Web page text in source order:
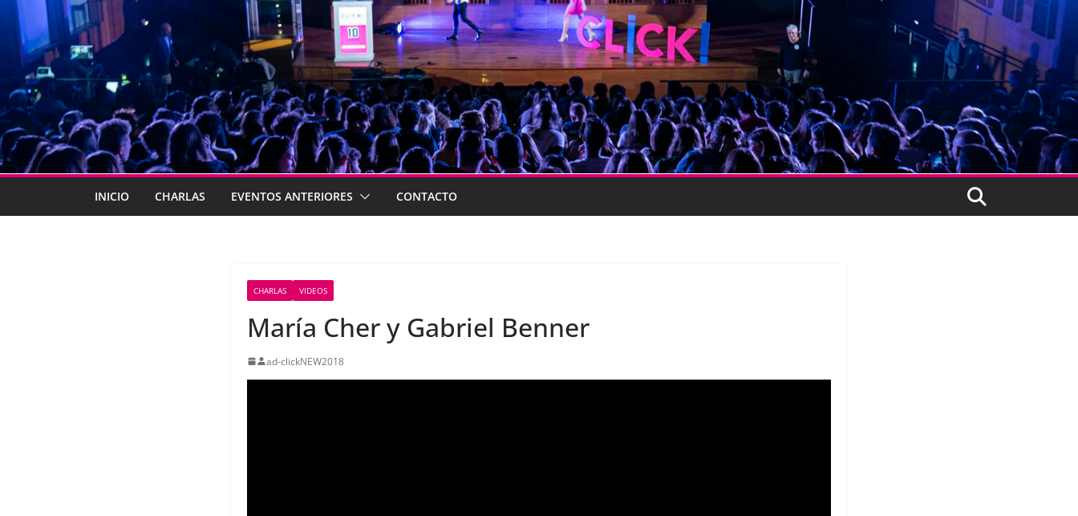
INICIO CHARLAS EVENTOS ANTERIORES CONTACTO
CHARLAS VIDEOS
María Cher y Gabriel Benner
ad-clickNEW2018